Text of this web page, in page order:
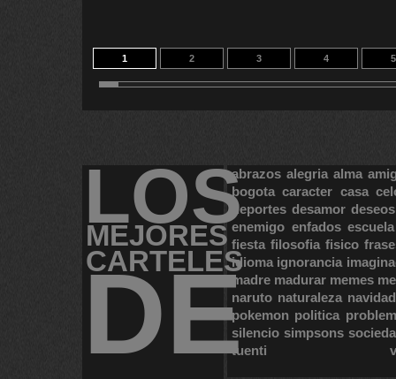
1 2 3 4 5
11 12 13 14
LOS
MEJORES
CARTELES
DE
abrazos alegria alma
bogota caracter casa
deportes desamor deseos
enemigo enfados escuela
fiesta filosofia fisico
idioma ignorancia
madre madurar memes
naruto naturaleza navidad
pokemon politica
silencio simpsons
tuenti